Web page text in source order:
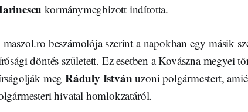
kormánymegbizott indította.
beszámolója szerint a napokban egy másik
döntés született. Ez esetben a Kovászna megyei
meg Ráduly Istvánuzoni polgármestert,
hivatal homlokzatáról.